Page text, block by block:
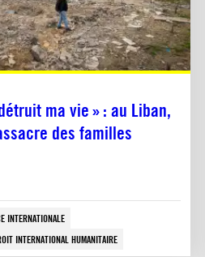
ma vie » : au Liban,
des familles
INTERNATIONALE
INTERNATIONAL HUMANITAIRE